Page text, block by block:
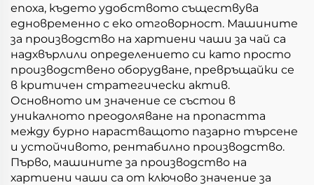
епоха, където удобството съществува
едновременно с еко отговорност. Машините
за производство на хартиени чаши за чай са
надхвърлили определението си като просто
производствено оборудване, превръщайки се
в критичен стратегически актив.
Основното им значение се състои в
уникалното преодоляване на пропастта
между бурно нарастващото пазарно търсене
и устойчивото, рентабилно производство.
Първо, машините за производство на
хартиени чаши са от ключово значение за